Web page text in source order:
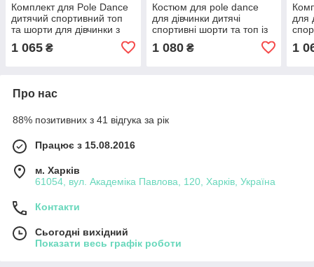
Комплект для Pole Dance
дитячий спортивний топ
та шорти для дівчинки з
1 065 ₴
Костюм для pole dance
для дівчинки дитячі
спортивні шорти та топ із
принтом Олівія р.26-44
1 080₴
для
1
Про нас
88% позитивних з 41 відгука за рік
Працює з 15.08.2016
м. Харків
61054, вул. Академіка Павлова, 120, Харків, Україна
Контакти
Сьогодні вихідний
Показати весь графік роботи